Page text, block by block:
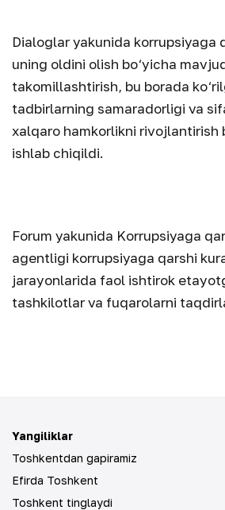
Dialoglar yakunida korrupsiyaga
uning oldini olish bo‘yicha
takomillashtirish, bu borada
tadbirlarning samaradorligi va
xalqaro hamkorlikni rivojlantirish
ishlab chiqildi.
Forum yakunida Korrupsiyaga
agentligi korrupsiyaga qarshi
jarayonlarida faol ishtirok
tashkilotlar va fuqarolarni
Yangiliklar
Toshkentdan gapiramiz
Efirda Toshkent
Toshkent tinglaydi